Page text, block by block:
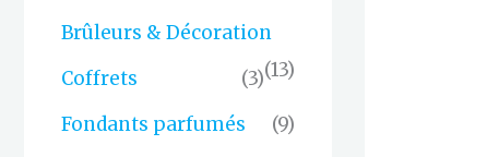
Brûleurs & Décoration
(13)
Coffrets
(3)
Fondants parfumés
(9)